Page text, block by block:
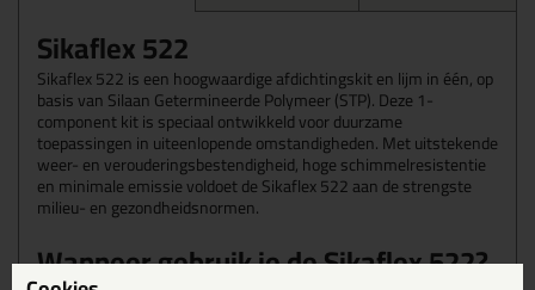
Sikaflex 522
Sikaflex 522 is een hoogwaardige afdichtingskit en lijm in één, op
basis van Silaan Getermineerde Polymeer (STP). Deze 1-
component kit is speciaal ontwikkeld voor duurzame
toepassingen in uiteenlopende omstandigheden. Met uitstekende
weer- en verouderingsbestendigheid, hoge schimmelresistentie
en minimale emissie voldoet de Sikaflex 522 aan de strengste
milieu- en gezondheidsnormen.
Wanneer gebruik je de Sikaflex 522?